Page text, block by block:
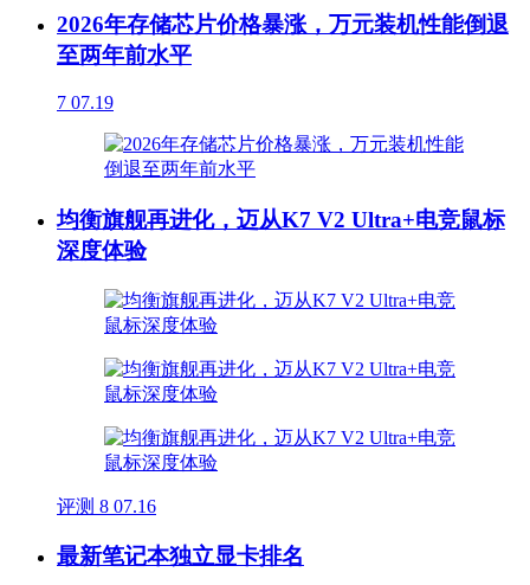
2026年存储芯片价格暴涨，万元装机性能倒退
至两年前水平
7 07.19
均衡旗舰再进化，迈从K7 V2 Ultra+电竞鼠标
深度体验
评测 8 07.16
最新笔记本独立显卡排名